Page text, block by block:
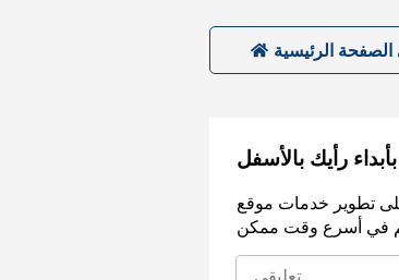
الصفحة الرئيسية
رأيك بالأسفل
تطوير خدمات موقع